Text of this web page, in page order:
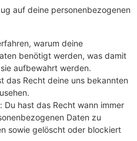
auf deine personenbezogenen
warum deine
benötigt werden, was damit
aufbewahrt werden.
das Recht deine uns bekannten
Du hast das Recht wann immer
Daten zu
sowie gelöscht oder blockiert